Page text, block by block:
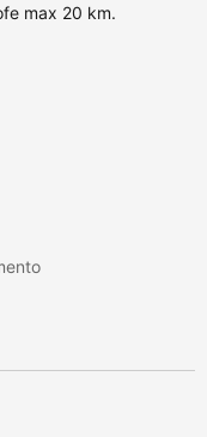
max 20 km.